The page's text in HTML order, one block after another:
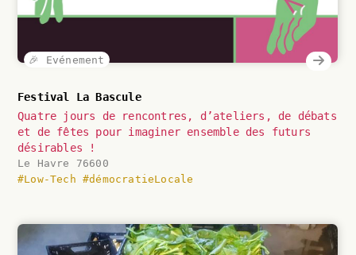
🎉 Evénement
Festival La Bascule
Quatre jours de rencontres, d’ateliers, de débats
et de fêtes pour imaginer ensemble des futurs
désirables !
Le Havre 76600
#Low-Tech #démocratieLocale